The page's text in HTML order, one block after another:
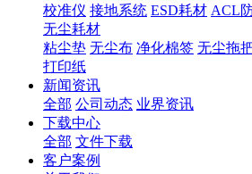
校准仪 接地系统 ESD耗材 ACL
无尘耗材
粘尘垫 无尘布 净化棉签 无尘拖
打印纸
新闻资讯
全部 公司动态 业界资讯
下载中心
全部 文件下载
客户案例